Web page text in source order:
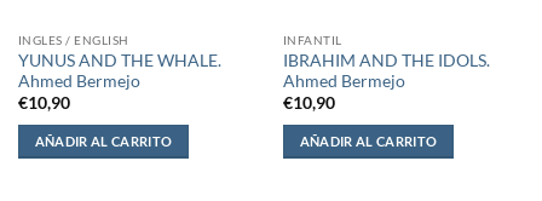
INGLES / ENGLISH
YUNUS AND THE WHALE.
Ahmed Bermejo
€10,90
AÑADIR AL CARRITO
INFANTIL
IBRAHIM AND THE IDOLS.
Ahmed Bermejo
€10,90
AÑADIR AL CARRITO